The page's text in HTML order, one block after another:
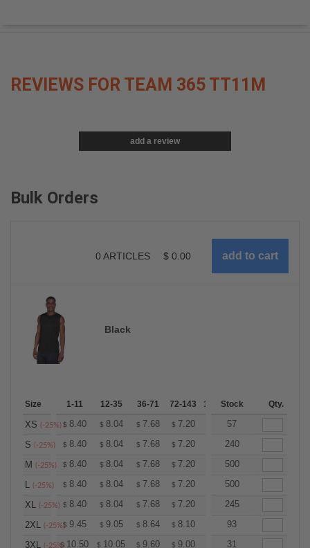
REVIEWS FOR TEAM 365 TT11M
add a review
Bulk Orders
0 ARTICLES $ 0.00
Black
Size 1-11 12-35 36-71 72-143 144-287 More
Stock Qty.
XS (-25%) $ 8.40 $ 8.04 $ 7.68 $ 7.20 6.8457
S (-25%) $ 8.40 $ 8.04 $ 7.68 $ 7.20 6.84240
M (-25%) $ 8.40 $ 8.04 $ 7.68 $ 7.20 6.84500
L (-25%) $ 8.40 $ 8.04 $ 7.68 $ 7.20 6.84500
XL (-25%) $ 8.40 $ 8.04 $ 7.68 $ 7.20 6.84245
2XL (-25%)$ 9.45 $ 9.05 $ 8.64 $ 8.10 7.6993
3XL (-25%)$ 10.50 $ 10.05 $ 9.60 $ 9.00 8.5531